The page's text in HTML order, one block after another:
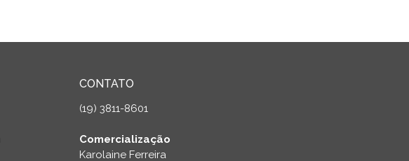
CONTATO
(19) 3811-8601
Comercialização
Karolaine Ferreira